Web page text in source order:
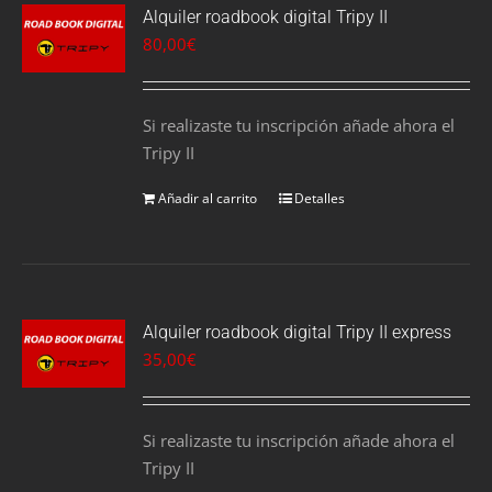
Alquiler roadbook digital Tripy II
80,00€
Si realizaste tu inscripción añade ahora el
Tripy II
Añadir al carrito Detalles
Alquiler roadbook digital Tripy II express
35,00€
Si realizaste tu inscripción añade ahora el
Tripy II